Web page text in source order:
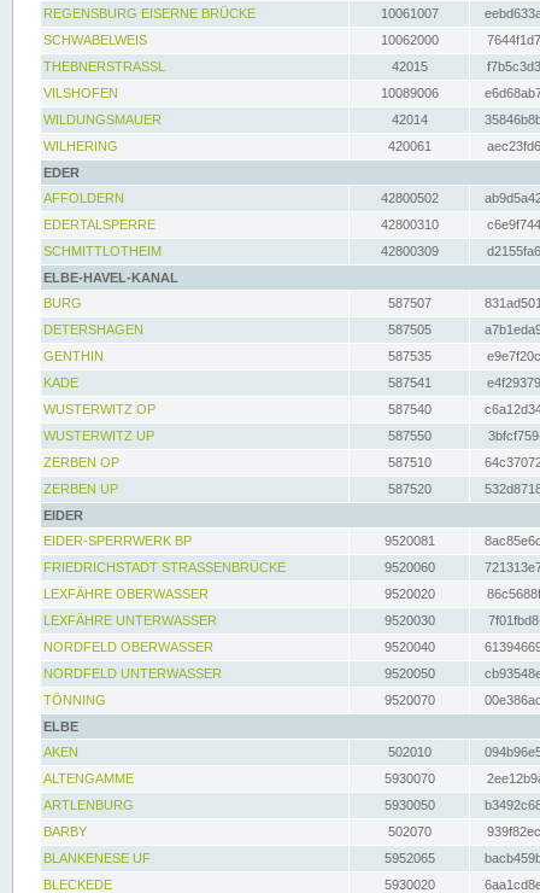
REGENSBURG EISERNE BRÜCKE
10061007
SCHWABELWEIS
10062000
THEBNERSTRASSL
42015
VILSHOFEN
10089006
WILDUNGSMAUER
42014
WILHERING
420061
EDER
AFFOLDERN
42800502
EDERTALSPERRE
42800310
SCHMITTLOTHEIM
42800309
ELBE-HAVEL-KANAL
BURG
587507
DETERSHAGEN
587505
GENTHIN
587535
KADE
587541
WUSTERWITZ OP
587540
WUSTERWITZ UP
587550
ZERBEN OP
587510
ZERBEN UP
587520
EIDER
EIDER-SPERRWERK BP
9520081
FRIEDRICHSTADT STRASSENBRÜCKE
9520060
LEXFÄHRE OBERWASSER
9520020
LEXFÄHRE UNTERWASSER
9520030
NORDFELD OBERWASSER
9520040
NORDFELD UNTERWASSER
9520050
TÖNNING
9520070
ELBE
AKEN
502010
ALTENGAMME
5930070
ARTLENBURG
5930050
BARBY
502070
BLANKENESE UF
5952065
BLECKEDE
5930020